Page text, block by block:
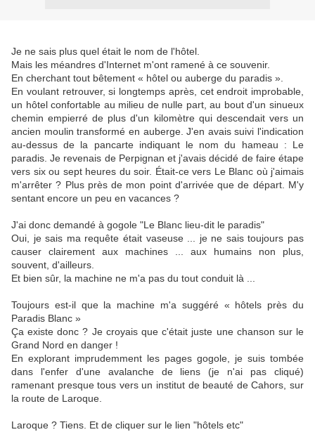
Je ne sais plus quel était le nom de l'hôtel.
Mais les méandres d'Internet m'ont ramené à ce souvenir.
En cherchant tout bêtement « hôtel ou auberge du paradis ».
En voulant retrouver, si longtemps après, cet endroit improbable,
un hôtel confortable au milieu de nulle part, au bout d'un sinueux
chemin empierré de plus d'un kilomètre qui descendait vers un
ancien moulin transformé en auberge. J'en avais suivi l'indication
au-dessus de la pancarte indiquant le nom du hameau : Le
paradis. Je revenais de Perpignan et j'avais décidé de faire étape
vers six ou sept heures du soir. Était-ce vers Le Blanc où j'aimais
m'arrêter ? Plus près de mon point d'arrivée que de départ. M'y
sentant encore un peu en vacances ?
J'ai donc demandé à gogole "Le Blanc lieu-dit le paradis"
Oui, je sais ma requête était vaseuse ... je ne sais toujours pas
causer clairement aux machines ... aux humains non plus,
souvent, d'ailleurs.
Et bien sûr, la machine ne m'a pas du tout conduit là ...
Toujours est-il que la machine m'a suggéré « hôtels près du
Paradis Blanc »
Ça existe donc ? Je croyais que c'était juste une chanson sur le
Grand Nord en danger !
En explorant imprudemment les pages gogole, je suis tombée
dans l'enfer d'une avalanche de liens (je n'ai pas cliqué)
ramenant presque tous vers un institut de beauté de Cahors, sur
la route de Laroque.
Laroque ? Tiens. Et de cliquer sur le lien "hôtels etc"